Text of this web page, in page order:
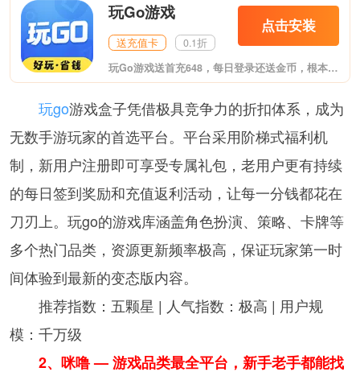
玩Go游戏
送充值卡 0.1折
点击安装
玩Go游戏送首充648，每日登录还送金币，根本不花钱！这是最新推出的福利游戏盒子，至尊VIP、无限元宝上线送，变态爆率，夸张福利。体验专属GM特权，GM工具直接送，想要什么自己刷！包含市面上热门的各大类型游戏。
玩go游戏盒子凭借极具竞争力的折扣体系，成为
无数手游玩家的首选平台。平台采用阶梯式福利机
制，新用户注册即可享受专属礼包，老用户更有持续
的每日签到奖励和充值返利活动，让每一分钱都花在
刀刃上。玩go的游戏库涵盖角色扮演、策略、卡牌等
多个热门品类，资源更新频率极高，保证玩家第一时
间体验到最新的变态版内容。
推荐指数：五颗星 | 人气指数：极高 | 用户规
模：千万级
2、咪噜 — 游戏品类最全平台，新手老手都能找